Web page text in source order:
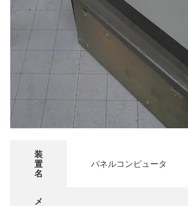
装
置
名
パネルコンピュータ
メ